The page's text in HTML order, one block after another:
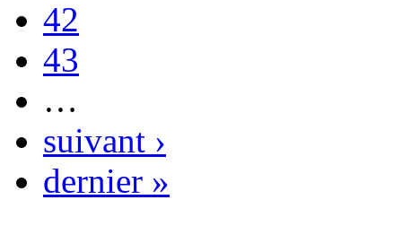
42
43
…
suivant ›
dernier »